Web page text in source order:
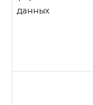
данных